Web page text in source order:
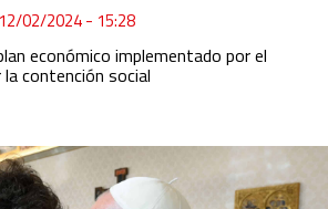
12/02/2024 - 15:28
económico implementado por el
contención social